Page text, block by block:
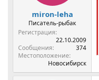
а
л
а
miron-leha
Писатель-рыбак
Регистрация
22.10.2009
Сообщения
374
Местоположение
Новосибирск